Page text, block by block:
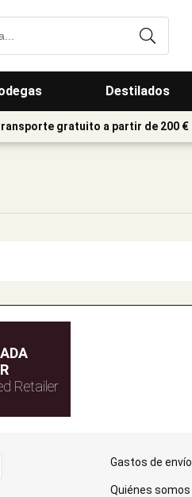
Destilados
gratuito a partir de 200 €
Retailer
Gastos de envío
Quiénes somos